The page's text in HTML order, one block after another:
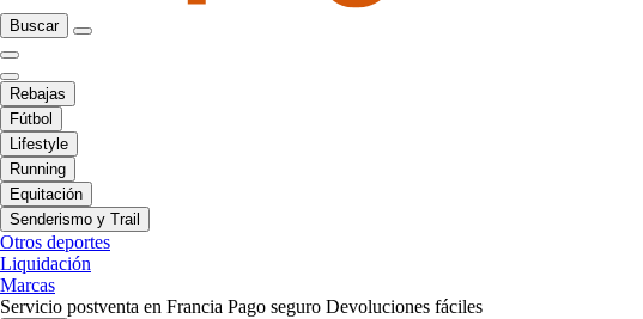
Buscar
Rebajas
Fútbol
Lifestyle
Running
Equitación
Senderismo y Trail
Otros deportes
Liquidación
Marcas
Servicio postventa en Francia Pago seguro Devoluciones fáciles